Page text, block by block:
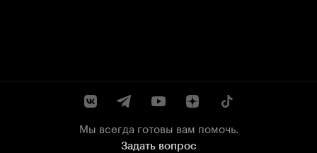
Мы всегда готовы вам помочь.
Задать вопрос